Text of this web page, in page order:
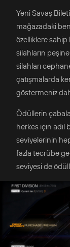
Yeni Savaş
mağazadaki
özelliklere
silahların
silahları
çatışmalarda
göstermeniz
Ödüllerin
herkes için adil
seviyelerinin
fazla tecrübe
seviyesi de